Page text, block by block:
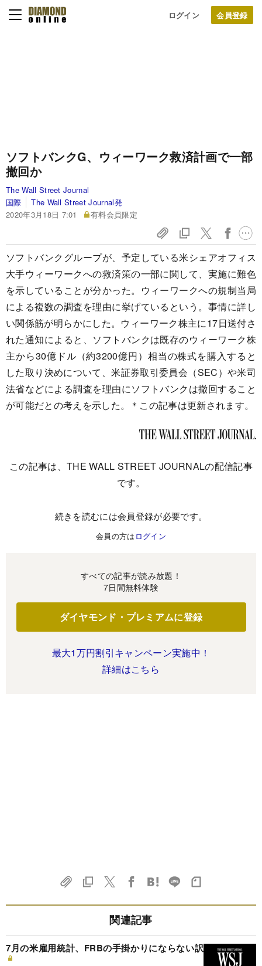
ログイン
ソフトバンクG、ウィーワーク救済計画で一部
撤回か
The Wall Street Journal
国際
The Wall Street Journal発
2020年3月18日 7:01
有料会員限定
ソフトバンクグループが、予定している米シェアオフィス
大手ウィーワークへの救済策の一部に関して、実施に難色
を示していることが分かった。ウィーワークへの規制当局
による複数の調査を理由に挙げているという。事情に詳し
い関係筋が明らかにした。ウィーワーク株主に17日送付さ
れた通知によると、ソフトバンクは既存のウィーワーク株
主から30億ドル（約3200億円）相当の株式を購入すると
した取り決めについて、米証券取引委員会（SEC）や米司
法省などによる調査を理由にソフトバンクは撤回すること
が可能だとの考えを示した。＊この記事は更新されます。
この記事は、THE WALL STREET JOURNALの配信記事
です。
続きを読むには会員登録が必要です。
会員の方は ログイン
すべての記事が読み放題！
7日間無料体験
ダイヤモンド・プレミアムに登録
最大1万円割引キャンペーン実施中！
詳細はこちら
関連記事
7月の米雇用統計、FRBの手掛かりにならない訳